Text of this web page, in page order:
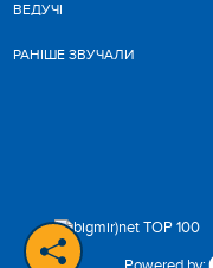
ВЕДУЧІ
РАНІШЕ ЗВУЧАЛИ